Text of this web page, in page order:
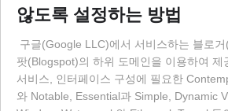
않도록 설정하는 방법
구글(Google LLC)에서 서비스하는 블로
팟(Blogspot)의 하위 도메인을 이용하여 제
서비스, 인터페이스 구성에 필요한
와 Notable, Essential과 Simple, Dynamic